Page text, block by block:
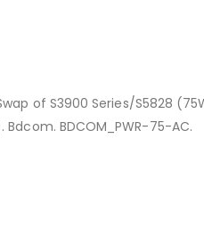
of S3900 Series/S5828
Bdcom. BDCOM_PWR-75-AC.